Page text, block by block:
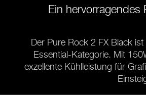
Ein hervorragendes
Der Pure Rock 2 FX Black
Essential-Kategorie. Mit
exzellente Kühlleistung für